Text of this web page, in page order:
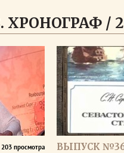
ХРОНОГРАФ /
203 просмотра ВЫПУСК